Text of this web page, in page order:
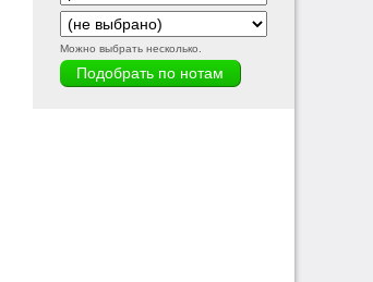
Можно выбрать несколько.